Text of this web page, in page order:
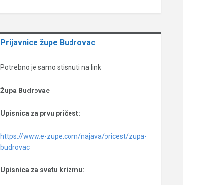
Prijavnice župe Budrovac
Potrebno je samo stisnuti na link
Župa Budrovac
Upisnica za prvu pričest:
https://www.e-zupe.com/najava/pricest/zupa-
budrovac
Upisnica za svetu krizmu: